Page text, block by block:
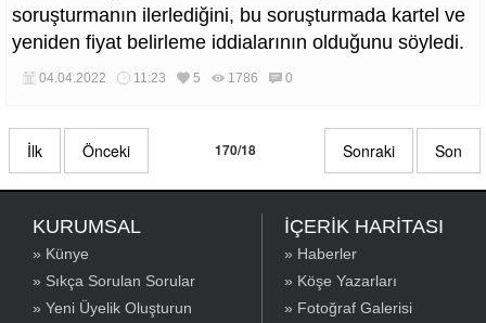
soruşturmanın ilerlediğini, bu soruşturmada kartel ve
yeniden fiyat belirleme iddialarının olduğunu söyledi.
04.04.2022 11:23 5 1786 0
İlk Önceki 170/18 Sonraki Son
KURUMSAL
» Künye
» Sıkça Sorulan Sorular
» Yeni Üyelik Oluşturun
İÇERİK HARİTASI
» Haberler
» Köşe Yazarları
» Fotoğraf Galerisi